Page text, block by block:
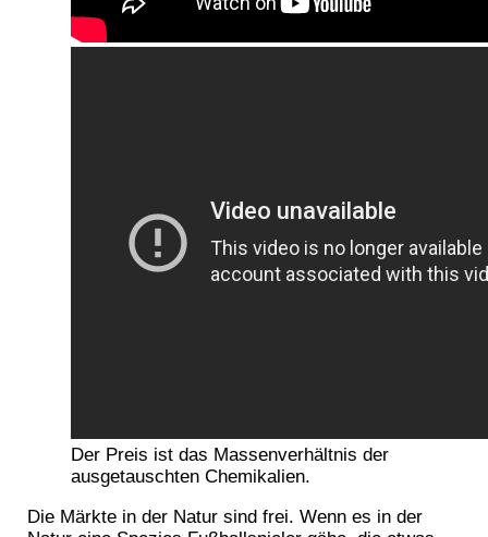
Der Preis ist das Massenverhältnis der
ausgetauschten Chemikalien.
Die Märkte in der Natur sind frei. Wenn es in der